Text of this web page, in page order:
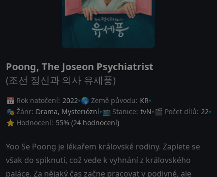
Poong, The Joseon Psychiatrist
(조선 정신과 의사 유세풍)
📅 Rok natočení: 2022 🌎 Země původu: KR
🎭 Žánr: Drama, Mysteriózní 📺 Stanice: tvN 🎬 Počet dílů: 22
⭐ Hodnocení: 55% (24 hodnocení)
Yoo Se Poong je lékařem královské rodiny. Zaplete se
však do spiknutí, což vede k vyhnání z královského
paláce. Za nějaký čas začne pracovat v podivné, ale